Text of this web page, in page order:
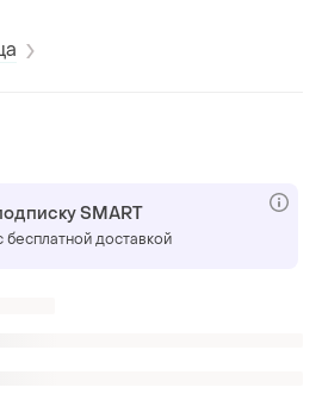
SMART
бесплатной доставкой